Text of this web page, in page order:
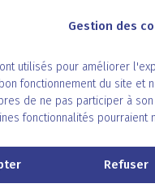
Gestion des
utilisés pour améliorer
fonctionnement du site et
de ne pas participer à
fonctionnalités pourraient
Refuser
si particulière en vous
grâce à … des
découvrir l‘immeuble, le
et pratiques
à
pour découvrir toutes nos